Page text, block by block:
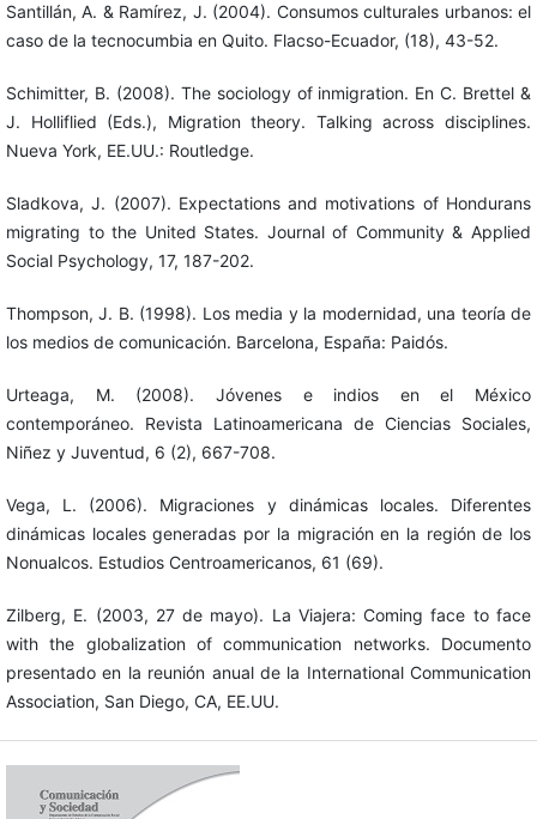
Santillán, A. & Ramírez, J. (2004). Consumos culturales urbanos: el
caso de la tecnocumbia en Quito. Flacso-Ecuador, (18), 43-52.
Schimitter, B. (2008). The sociology of inmigration. En C. Brettel &
J. Holliflied (Eds.), Migration theory. Talking across disciplines.
Nueva York, EE.UU.: Routledge.
Sladkova, J. (2007). Expectations and motivations of Hondurans
migrating to the United States. Journal of Community & Applied
Social Psychology, 17, 187-202.
Thompson, J. B. (1998). Los media y la modernidad, una teoría de
los medios de comunicación. Barcelona, España: Paidós.
Urteaga, M. (2008). Jóvenes e indios en el México
contemporáneo. Revista Latinoamericana de Ciencias Sociales,
Niñez y Juventud, 6 (2), 667-708.
Vega, L. (2006). Migraciones y dinámicas locales. Diferentes
dinámicas locales generadas por la migración en la región de los
Nonualcos. Estudios Centroamericanos, 61 (69).
Zilberg, E. (2003, 27 de mayo). La Viajera: Coming face to face
with the globalization of communication networks. Documento
presentado en la reunión anual de la International Communication
Association, San Diego, CA, EE.UU.